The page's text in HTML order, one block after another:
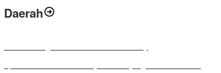
Daerah